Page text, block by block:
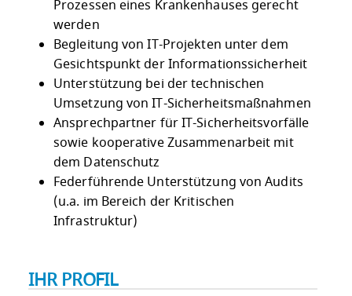
Prozessen eines Krankenhauses gerecht
werden
Begleitung von IT-Projekten unter dem
Gesichtspunkt der Informationssicherheit
Unterstützung bei der technischen
Umsetzung von IT-Sicherheitsmaßnahmen
Ansprechpartner für IT-Sicherheitsvorfälle
sowie kooperative Zusammenarbeit mit
dem Datenschutz
Federführende Unterstützung von Audits
(u.a. im Bereich der Kritischen
Infrastruktur)
IHR PROFIL